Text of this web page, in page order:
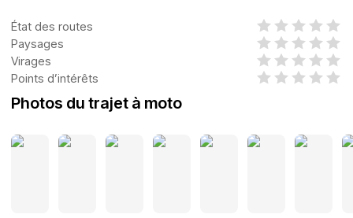
État des routes
Paysages
Virages
Points d’intérêts
Photos du trajet à moto